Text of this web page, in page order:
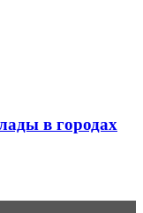
в городах